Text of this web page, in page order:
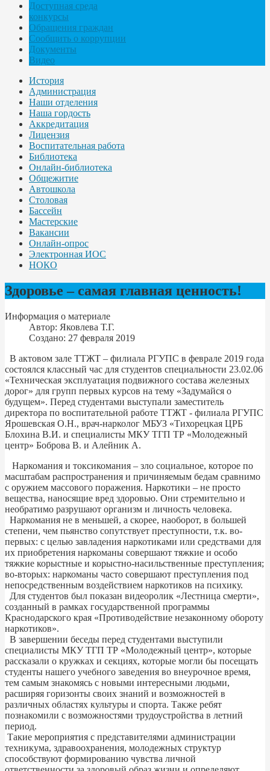
Доступная среда
конкурсы
Обращения граждан
Сообщить о коррупции
Документы
Видео
История
Администрация
Наши отделения
Наша гордость
Аккредитация
Лицензия
Воспитательная работа
Библиотека
Онлайн-библиотека
Общежитие
Автошкола
Столовая
Бассейн
Мастерские
Вакансии
Онлайн-опрос
Электронная ИОС
НОКО
Здоровье – самая главная ценность!
Информация о материале
Автор: Яковлева Т.Г.
Создано: 27 февраля 2019
В актовом зале ТТЖТ – филиала РГУПС в феврале 2019 года
состоялся классный час для студентов специальности 23.02.06
«Техническая эксплуатация подвижного состава железных
дорог» для групп первых курсов на тему «Задумайся о
будущем». Перед студентами выступали заместитель
директора по воспитательной работе ТТЖТ - филиала РГУПС
Ярошевская О.Н., врач-нарколог МБУЗ «Тихорецкая ЦРБ
Блохина В.И. и специалисты МКУ ТГП ТР «Молодежный
центр» Боброва В. и Алейник А.
Наркомания и токсикомания – зло социальное, которое по
масштабам распространения и причиняемым бедам сравнимо
с оружием массового поражения. Наркотики – не просто
вещества, наносящие вред здоровью. Они стремительно и
необратимо разрушают организм и личность человека.
Наркомания не в меньшей, а скорее, наоборот, в большей
степени, чем пьянство сопутствует преступности, т.к. во-
первых: с целью завладения наркотиками или средствами для
их приобретения наркоманы совершают тяжкие и особо
тяжкие корыстные и корыстно-насильственные преступления;
во-вторых: наркоманы часто совершают преступления под
непосредственным воздействием наркотиков на психику.
Для студентов был показан видеоролик «Лестница смерти»,
созданный в рамках государственной программы
Краснодарского края «Противодействие незаконному обороту
наркотиков».
В завершении беседы перед студентами выступили
специалисты МКУ ТГП ТР «Молодежный центр», которые
рассказали о кружках и секциях, которые могли бы посещать
студенты нашего учебного заведения во внеурочное время,
тем самым знакомясь с новыми интересными людьми,
расширяя горизонты своих знаний и возможностей в
различных областях культуры и спорта. Также ребят
познакомили с возможностями трудоустройства в летний
период.
Такие мероприятия с представителями администрации
техникума, здравоохранения, молодежных структур
способствуют формированию чувства личной